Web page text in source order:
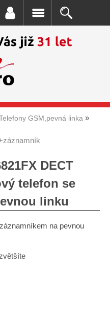
GSM,pevná linka
DECT
telefon se
linku
na pevnou